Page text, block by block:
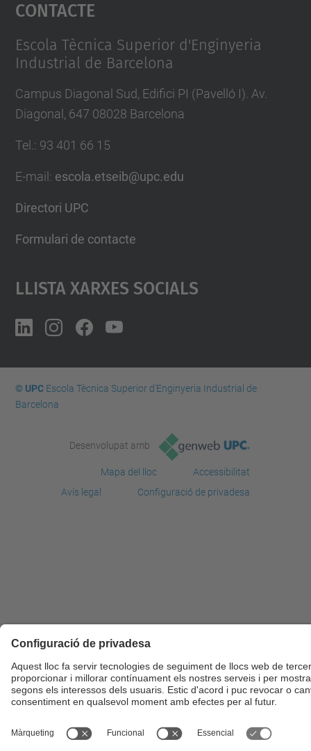
powered by
Contacte
Escola Tècnica Superior d'Enginyeria
Industrial de Barcelona
Campus Diagonal Sud, Edifici PI (Pavelló I). Av.
Diagonal, 647 08028 Barcelona
Tel. : 93 401 66 15
E-mail: escola.etseib@upc.edu
Directori UPC
Formulari de contacte
Llista Xarxes Socials
© UPCEscola Tècnica Superior d'Enginyeria Industrial de
Barcelona
Desenvolupat amb
Mapa del lloc
Accessibilitat
Avís legal
Configuració de privadesa